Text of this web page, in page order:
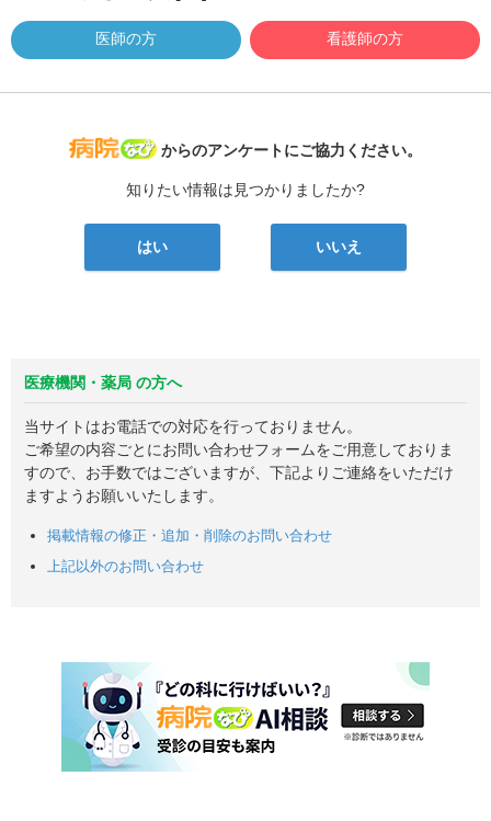
医師の方 看護師の方
病院なび
からのアンケートにご協力ください。
知りたい情報は見つかりましたか?
はい いいえ
医療機関・薬局 の方へ
当サイトはお電話での対応を行っておりません。
ご希望の内容ごとにお問い合わせフォームをご用意しておりま
すので、お手数ではございますが、下記よりご連絡をいただけ
ますようお願いいたします。
掲載情報の修正・追加・削除のお問い合わせ
上記以外のお問い合わせ